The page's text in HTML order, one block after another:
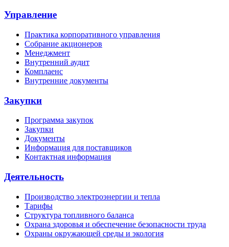
Управление
Практика корпоративного управления
Собрание акционеров
Менеджмент
Внутренний аудит
Комплаенс
Внутренние документы
Закупки
Программа закупок
Закупки
Документы
Информация для поставщиков
Контактная информация
Деятельность
Производство электроэнергии и тепла
Тарифы
Структура топливного баланса
Охрана здоровья и обеспечение безопасности труда
Охраны окружающей среды и экология